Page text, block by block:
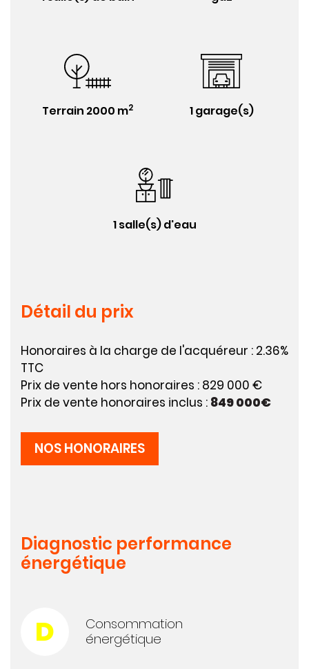
Terrain 2000 m2 1 garage(s)
1 salle(s) d'eau
Détail du prix
Honoraires à la charge de l'acquéreur : 2.36%
TTC
Prix de vente hors honoraires : 829 000 €
Prix de vente honoraires inclus : 849 000€
NOS HONORAIRES
Diagnostic performance
énergétique
D
Consommation
énergétique